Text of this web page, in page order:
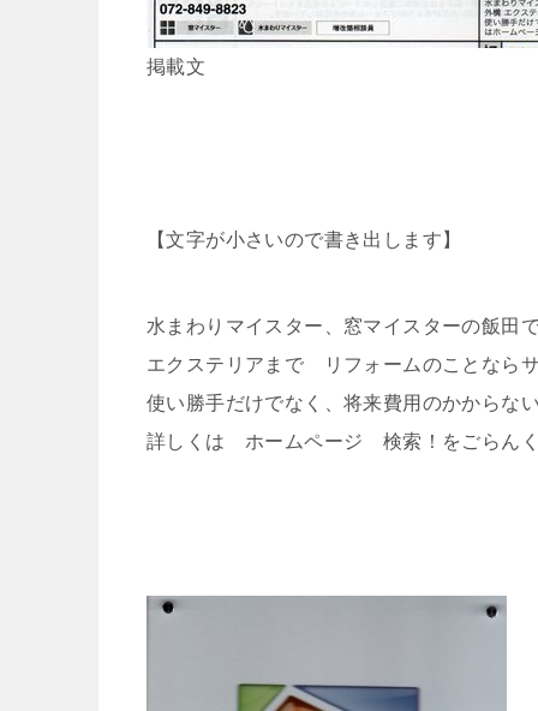
掲載文
【文字が小さいので書き出します】
水まわりマイスター、窓マイスターの飯
エクステリアまで リフォームのことなら
使い勝手だけでなく、将来費用のかからな
詳しくは ホームページ 検索！をごらん